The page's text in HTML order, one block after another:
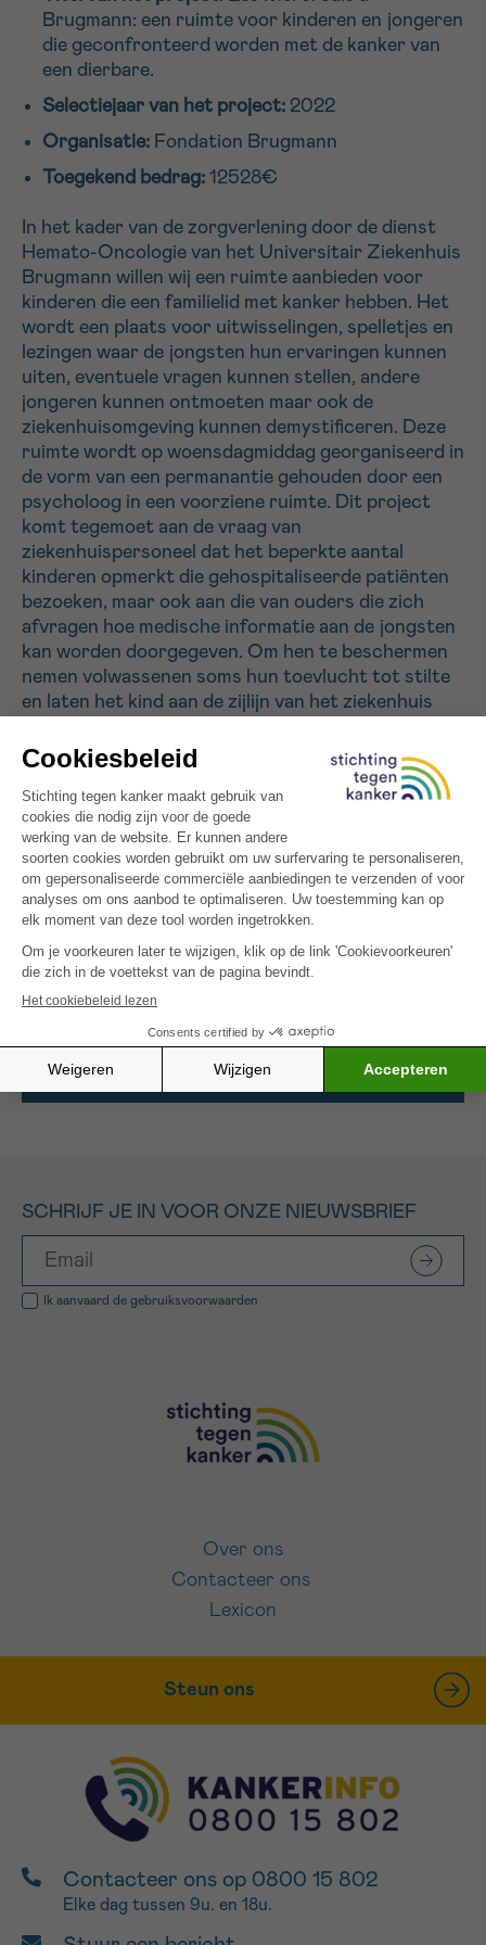
Brugmann: een ruimte voor kinderen en jongeren
die geconfronteerd worden met de kanker van
een dierbare.
Selectiejaar van het project: 2022
Organisatie: Fondation Brugmann
Toegekend bedrag: 12528€
In het kader van de zorgverlening door de dienst
Hemato-Oncologie van het Universitair Ziekenhuis
Brugmann willen wij een ruimte aanbieden voor
kinderen die een familielid met kanker hebben. Het
wordt een plaats voor uitwisselingen, spelletjes en
lezingen waar de jongsten hun ervaringen kunnen
uiten, eventuele vragen kunnen stellen, andere
jongeren kunnen ontmoeten maar ook de
ziekenhuisomgeving kunnen demystificeren. Deze
ruimte wordt op woensdagmiddag georganiseerd in
de vorm van een permanantie gehouden door een
psycholoog in een voorziene ruimte. Dit project
komt tegemoet aan de vraag van
ziekenhuispersoneel dat het beperkte aantal
kinderen opmerkt die gehospitaliseerde patiënten
bezoeken, maar ook aan die van ouders die zich
afvragen hoe medische informatie aan de jongsten
kan worden doorgegeven. Om hen te beschermen
nemen volwassenen soms hun toevlucht tot stilte
en laten het kind aan de zijlijn van het ziekenhuis
aanpassen, moet het kind echter adequate
informatie krijgen om de veranderingen in zijn
dagelijks leven en in het gedrag van volwassenen te
begrijpen. De werkelijkheid voor zichzelf houden is
het risico lopen dat de verbeelding de gaten vult die
door onbeantwoorde vragen zijn ontstaan, wat de
angst kan vergroten. Het doel van dit project is
dan ook om deze situatie te verhelpen door
kinderen psychologische ondersteuning en een
ruimte voor communicatie over kanker te bieden.
Alle gefinancierde projecten
SCHRIJF JE IN VOOR ONZE NIEUWSBRIEF
Ik aanvaard de gebruiksvoorwaarden
VOORNAAM
EMAIL
MIJN VRAAG
Ja, stuur mij de nieuwsbrief
Ik aanvaard degebruiksvoorwaarden
*VERPLICHT VELD
Sturen
16h-18h
Verder
Over ons
Contacteer ons
Lexicon
Steun ons
Contacteer ons op 0800 15 802
Elke dag tussen 9u. en 18u.